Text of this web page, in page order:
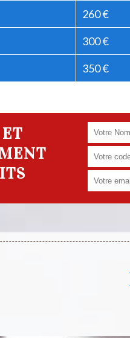
260 €
300 €
350 €